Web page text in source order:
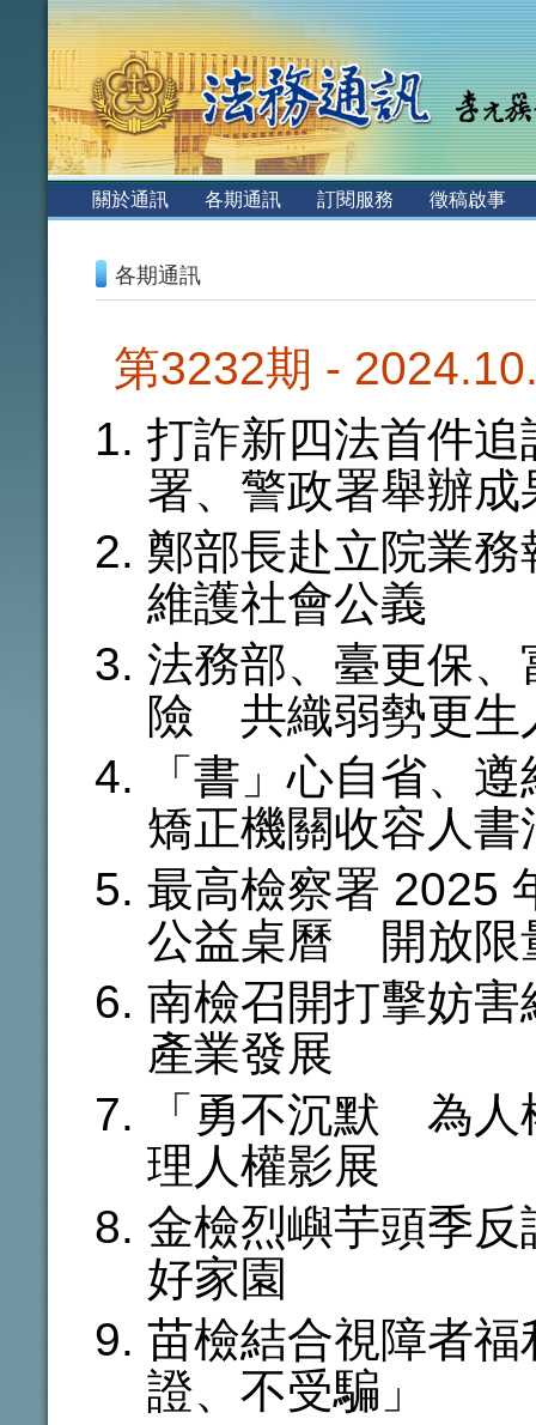
關於通訊 各期通訊 訂閱服務
徵稿啟事
各期通訊
第3232期 -
打詐新四法首件
署、警政署舉辦成
鄭部長赴立院業
維護社會公義
法務部、臺更保
險 共織弱勢更生
「書」心自省、
矯正機關收容人書
最高檢察署
公益桌曆 開放限
南檢召開打擊妨
產業發展
「勇不沉默 為
理人權影展
金檢烈嶼芋頭季
好家園
苗檢結合視障者
證、不受騙」